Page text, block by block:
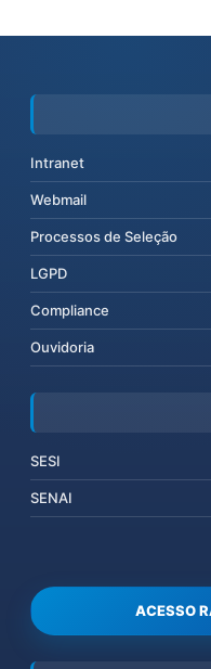
Intranet
Webmail
Processos de Seleção
LGPD
Compliance
Ouvidoria
SESI
SENAI
ACESSO